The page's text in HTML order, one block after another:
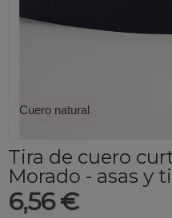
Cuero natural
Tira de cuero
Morado - asas y
6,56 €